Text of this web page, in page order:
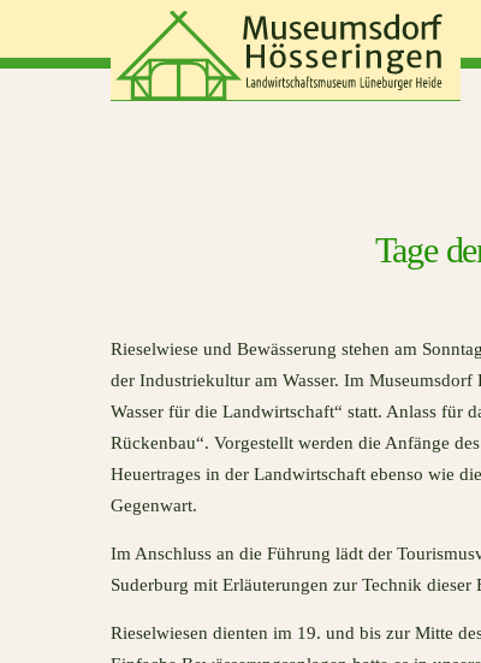
Tage
Rieselwiese und Bewässerung stehen am
der Industriekultur am Wasser. Im
Wasser für die Landwirtschaft“ statt. Anlass für
Rückenbau“. Vorgestellt werden die Anfänge
Heuertrages in der Landwirtschaft ebenso wie
Gegenwart.
Im Anschluss an die Führung lädt der
Suderburg mit Erläuterungen zur Technik dieser
Rieselwiesen dienten im 19. und bis zur Mitte